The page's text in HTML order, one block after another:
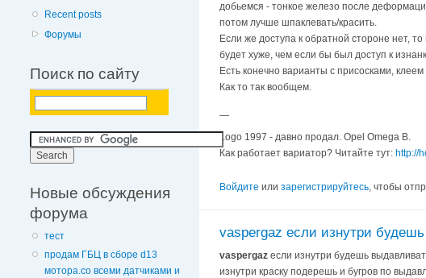
Recent posts
Форумы
Поиск по сайту
Новые обсуждения
форума
тест
продам ГБЦ в сборе d13
мотора.со всеми датчиками и
добьемся - тонкое железо после
потом лучше шпаклевать/красить.
Если же доступа к обратной стороне нет,
будет хуже, чем если бы был доступ к
Есть конечно варианты с присосками,
Как то так вообщем.
—
Logo 1997 - давно продал. Opel Omega B.
Как работает вариатор? Читайте тут: http://
Войдите или зарегистрируйтесь, чтобы
vaspergaz если изнутри будешь
vaspergaz если изнутри будешь
изнутри краску подерешь и бугров по